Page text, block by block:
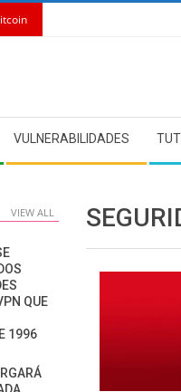
VULNERABILIDADES
VIEW ALL
QUE
1996